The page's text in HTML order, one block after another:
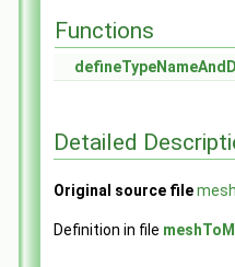
Functions
Detailed
Original source file
Definition in file